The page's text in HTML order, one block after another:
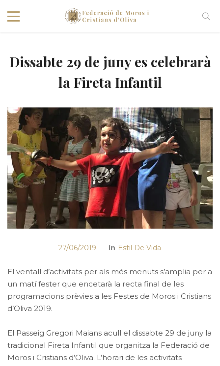
Dissabte 29 de juny es celebrarà
la Fireta Infantil
27/06/2019 In Estil De Vida
El ventall d’activitats per als més menuts s’amplia per a
un matí fester que encetarà la recta final de les
programacions prèvies a les Festes de Moros i Cristians
d’Oliva 2019.
El Passeig Gregori Maians acull el dissabte 29 de juny la
tradicional Fireta Infantil que organitza la Federació de
Moros i Cristians d’Oliva. L’horari de les activitats